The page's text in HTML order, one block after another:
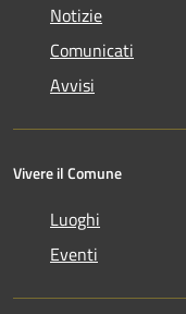
Notizie
Comunicati
Avvisi
Vivere il Comune
Luoghi
Eventi